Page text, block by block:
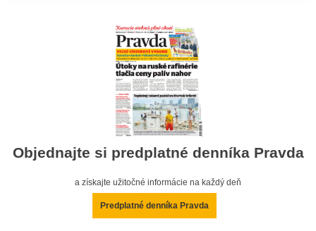
Objednajte si predplatné denníka Pravda
a získajte užitočné informácie na každý deň
Predplatné denníka Pravda